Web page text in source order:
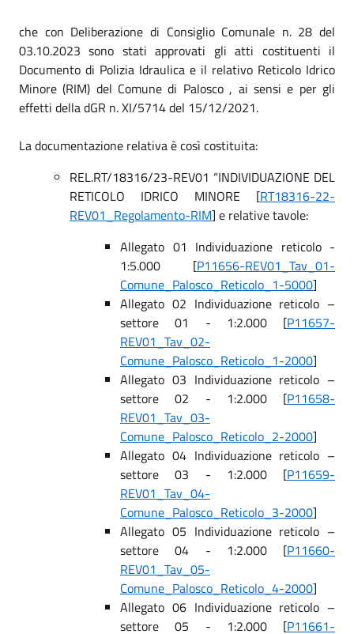
che con Deliberazione di Consiglio Comunale n. 28 del
03.10.2023 sono stati approvati gli atti costituenti il
Documento di Polizia Idraulica e il relativo Reticolo Idrico
Minore (RIM) del Comune di Palosco , ai sensi e per gli
effetti della dGR n. XI/5714 del 15/12/2021.
La documentazione relativa è così costituita:
REL.RT/18316/23-REV01 “INDIVIDUAZIONE DEL
RETICOLO IDRICO MINORE [RT18316-22-
REV01_Regolamento-RIM] e relative tavole:
Allegato 01 Individuazione reticolo -
1:5.000 [P11656-REV01_Tav_01-
Comune_Palosco_Reticolo_1-5000]
Allegato 02 Individuazione reticolo –
settore 01 - 1:2.000 [P11657-
REV01_Tav_02-
Comune_Palosco_Reticolo_1-2000]
Allegato 03 Individuazione reticolo –
settore 02 - 1:2.000 [P11658-
REV01_Tav_03-
Comune_Palosco_Reticolo_2-2000]
Allegato 04 Individuazione reticolo –
settore 03 - 1:2.000 [P11659-
REV01_Tav_04-
Comune_Palosco_Reticolo_3-2000]
Allegato 05 Individuazione reticolo –
settore 04 - 1:2.000 [P11660-
REV01_Tav_05-
Comune_Palosco_Reticolo_4-2000]
Allegato 06 Individuazione reticolo –
settore 05 - 1:2.000 [P11661-